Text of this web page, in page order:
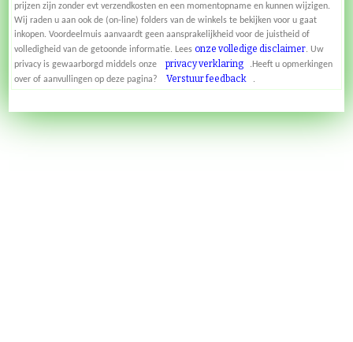
prijzen zijn zonder evt verzendkosten en een momentopname en kunnen wijzigen.
Wij raden u aan ook de (on-line) folders van de winkels te bekijken voor u gaat
inkopen. Voordeelmuis aanvaardt geen aansprakelijkheid voor de juistheid of
volledigheid van de getoonde informatie. Lees onze volledige disclaimer. Uw
privacy is gewaarborgd middels onze
privacy verklaring
.Heeft u opmerkingen
over of aanvullingen op deze pagina?
Verstuur feedback .